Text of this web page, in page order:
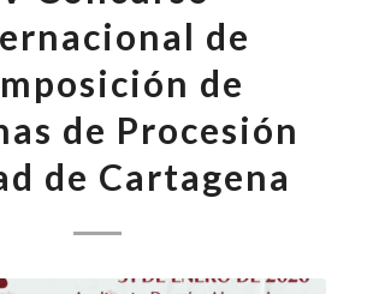
de
de
de Procesión
de Cartagena